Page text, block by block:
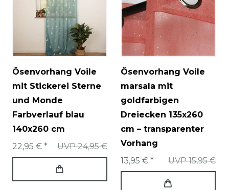
Ösenvorhang Voile
mit Stickerei Sterne
und Monde
Farbverlauf blau
140x260 cm
UVP 24,95 €
22,95 € *
Ösenvorhang Voile
marsala mit
goldfarbigen
Dreiecken 135x260
cm – transparenter
Vorhang
UVP 15,95 €
13,95 € *